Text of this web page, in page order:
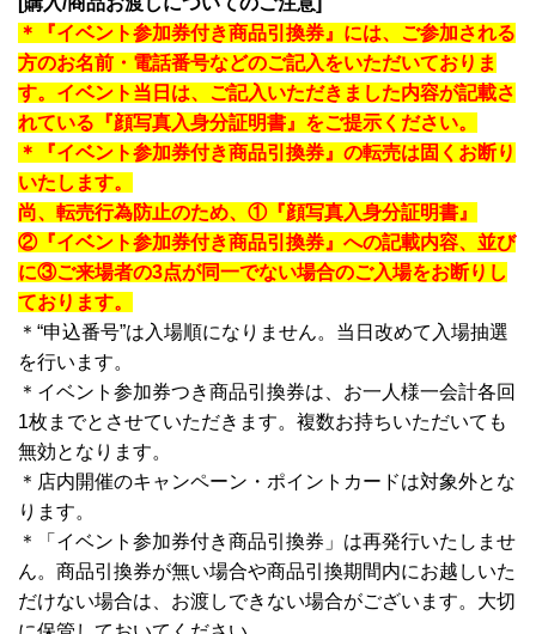
＊『イベント参加券付き商品引換券』には、ご参加される
方のお名前・電話番号などのご記入をいただいておりま
す。イベント当日は、ご記入いただきました内容が記載さ
れている『顔写真入身分証明書』をご提示ください。
＊『イベント参加券付き商品引換券』の転売は固くお断り
いたします。
尚、転売行為防止のため、①『顔写真入身分証明書』
②『イベント参加券付き商品引換券』への記載内容、並び
に③ご来場者の3点が同一でない場合のご入場をお断りし
ております。
＊“申込番号”は入場順になりません。当日改めて入場抽選
を行います。
＊イベント参加券つき商品引換券は、お一人様一会計各回
1枚までとさせていただきます。複数お持ちいただいても
無効となります。
＊店内開催のキャンペーン・ポイントカードは対象外とな
ります。
＊「イベント参加券付き商品引換券」は再発行いたしませ
ん。商品引換券が無い場合や商品引換期間内にお越しいた
だけない場合は、お渡しできない場合がございます。大切